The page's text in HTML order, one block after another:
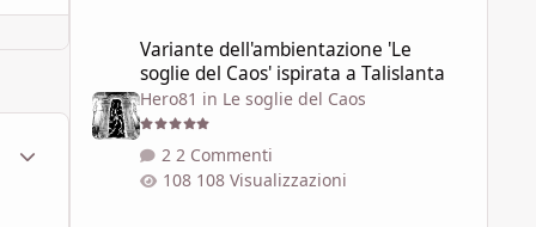
Statistiche Autore
Variante dell'ambientazione 'Le
soglie del Caos' ispirata a Talislanta
Hero81 in Le soglie del Caos
2 Commenti
108 Visualizzazioni